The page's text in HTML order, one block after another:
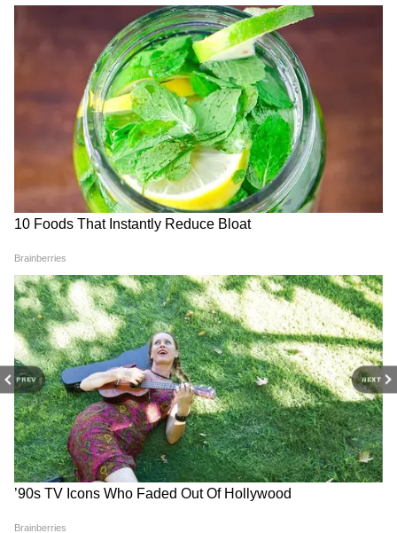
PREV NEXT
दिया। महिला ने याद करते हुए कहा, “उसने सचमुच कहा,
'कैब नहीं रुकेगी'।”
ड्राइवर को गाड़ी रोकने से मना करते सुन महिला तुरंत डर
गई। उन्होंने बताया कि ड्राइवर ने उनसे कहा, “जाओ, जिसे
फोन करना है कर लो। ये कैब अब नहीं रुकेगी। ये चलती
रहेगी।”
इसके बाद उन्होंने पास में रहने वाले एक दोस्त को अपनी
लाइव लोकेशन भेजी और पुलिस को बुलाने की धमकी दी।
महिला का दावा है कि इसके बाद ड्राइवर ने गाड़ी को
सड़क के बीच में ही रोक दिया।
देखिए वायरल वीडियो
DOWNLOAD APP
RECOMMENDED STORIES
ई-रिक्शा से खेती! वायरल VIDEO में
दिखा ऐसा देसी जुगाड़, हर कोई कर
रहा चर्चा
SBI के ATM में 'आराम फरमाते'
मिले यूपी के जनाब, VIDEO देख
लोग रह गए हैरान